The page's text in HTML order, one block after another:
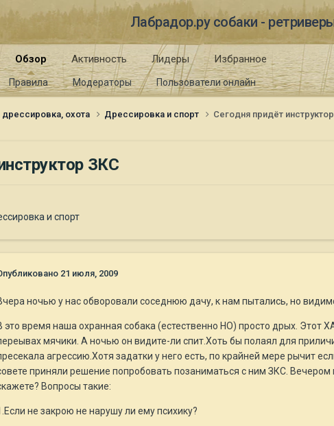
Лабрадор.ру собаки -
Обзор
Правила Модераторы Пользователи онлайн
Активность Лидеры Избранное
дрессировка, охота Дрессировка и спорт Сегодня придёт
ЗКС
и спорт
21 июля, 2009
ночью у нас обворовали соседнюю дачу, к нам пытались, но
это время наша охранная собака (естественно НО) просто дрых.
мячики. А ночью он видите-ли спит.Хоть бы полаял для
агрессию.Хотя задатки у него есть, по крайней мере рычит
приняли решение попробовать позаниматься с ним ЗКС.
Вопросы такие:
не закрою не нарушу ли ему психику?